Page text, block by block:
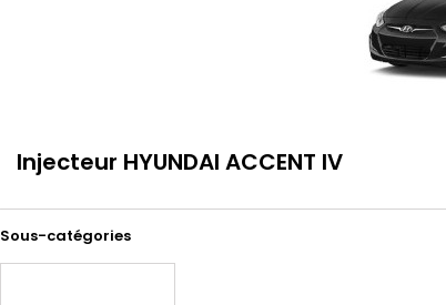
Injecteur HYUNDAI ACCENT IV
Sous-catégories